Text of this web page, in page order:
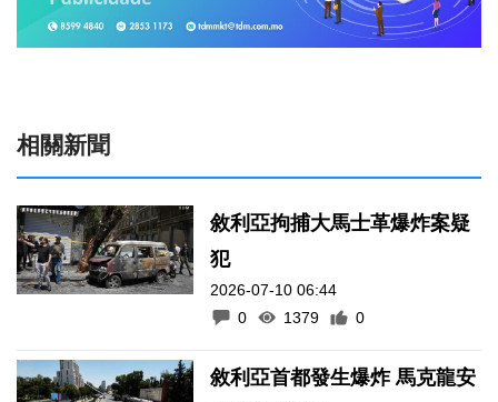
相關新聞
敘利亞拘捕大馬士革爆炸案疑
犯
2026-07-10 06:44
0
1379 0
敘利亞首都發生爆炸 馬克龍安